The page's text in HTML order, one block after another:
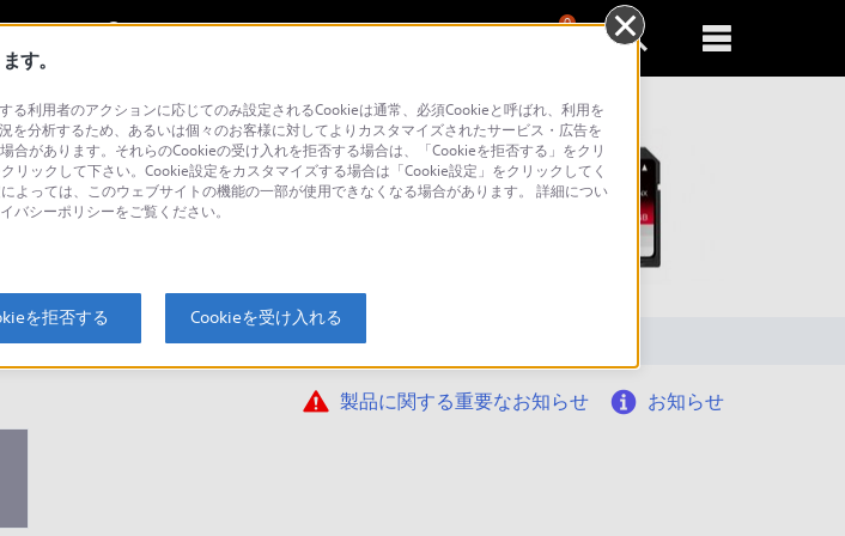
0
製品に関する重要なお知らせ お知らせ
す。
利用者のアクションに応じてのみ設定されるCookieは通常、必須Cookieと呼ばれ、利用を
分析するため、あるいは個々のお客様に対してよりカスタマイズされたサービス・広告を
があります。それらのCookieの受け入れを拒否する場合は、「Cookieを拒否する」をクリ
ックして下さい。Cookie設定をカスタマイズする場合は「Cookie設定」をクリックしてく
っては、このウェブサイトの機能の一部が使用できなくなる場合があります。 詳細につい
シーポリシーをご覧ください。
を拒否する Cookieを受け入れる